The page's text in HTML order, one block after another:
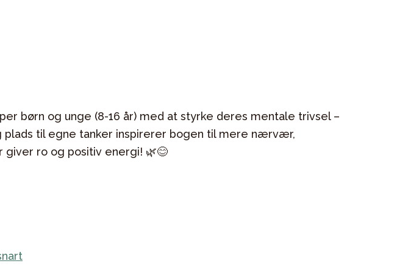
børn og unge (8-16 år) med at styrke deres mentale trivsel –
plads til egne tanker inspirerer bogen til mere nærvær,
giver ro og positiv energi! 🌿😊